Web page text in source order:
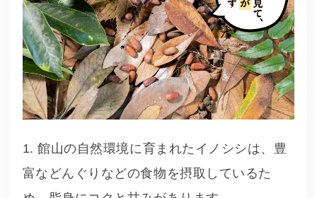
1. 館山の自然環境に育まれたイノシシは、豊
富などんぐりなどの食物を摂取しているた